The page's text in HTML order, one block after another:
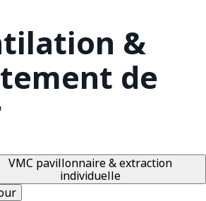
&
de
VMC pavillonnaire & extraction
individuelle